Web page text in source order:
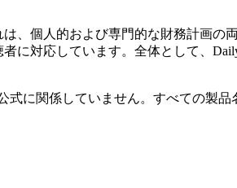
、個人的および専門的な財務計画の
対応しています。全体として、
式に関係していません。すべての製